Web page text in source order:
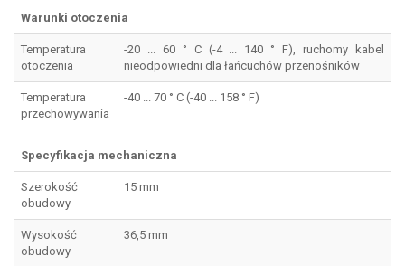
Warunki otoczenia
Temperatura
otoczenia
-20 ... 60 ° C (-4 ... 140 ° F), ruchomy kabel
nieodpowiedni dla łańcuchów przenośników
Temperatura
przechowywania
-40 ... 70 ° C (-40 ... 158 ° F)
Specyfikacja mechaniczna
Szerokość
obudowy
15 mm
Wysokość
obudowy
36,5 mm